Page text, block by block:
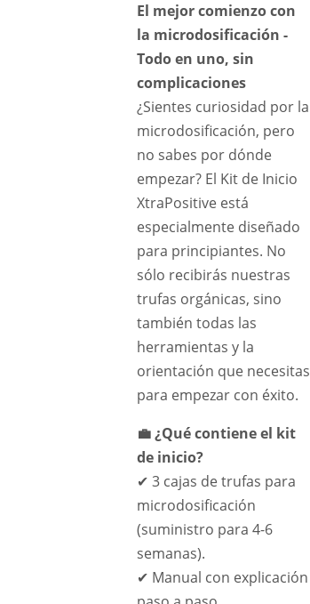
El mejor comienzo con
la microdosificación -
Todo en uno, sin
complicaciones
¿Sientes curiosidad por la
microdosificación, pero
no sabes por dónde
empezar? El Kit de Inicio
XtraPositive está
especialmente diseñado
para principiantes. No
sólo recibirás nuestras
trufas orgánicas, sino
también todas las
herramientas y la
orientación que necesitas
para empezar con éxito.
💼 ¿Qué contiene el kit
de inicio?
✔ 3 cajas de trufas para
microdosificación
(suministro para 4-6
semanas).
✔ Manual con explicación